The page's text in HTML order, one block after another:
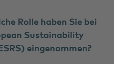
Rolle haben Sie bei
Sustainability
eingenommen?